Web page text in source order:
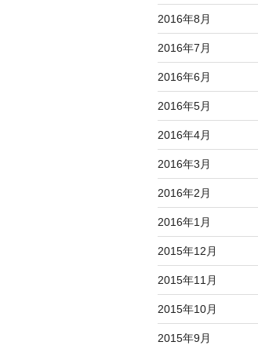
2016年8月
2016年7月
2016年6月
2016年5月
2016年4月
2016年3月
2016年2月
2016年1月
2015年12月
2015年11月
2015年10月
2015年9月